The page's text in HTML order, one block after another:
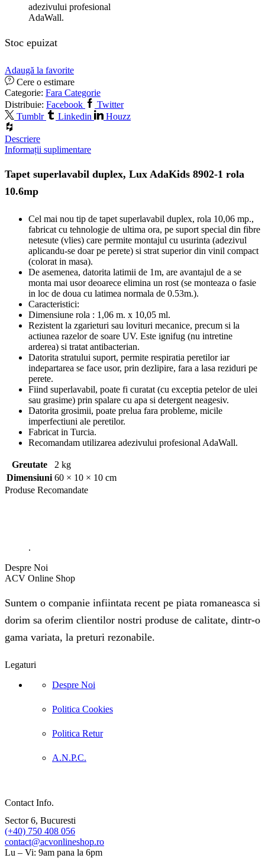
adezivului profesional
AdaWall.
Stoc epuizat
Adaugă la favorite
Cere o estimare
Categorie: Fara Categorie
Distribuie: Facebook
Twitter
Tumblr
Linkedin Houzz
Descriere
Informații suplimentare
Tapet superlavabil duplex, Lux AdaKids 8902-1 rola
10.6mp
Cel mai nou tip de tapet superlavabil duplex, rola 10,06 mp.,
fabricat cu tehnologie de ultima ora, pe suport special din fibre
netesute (vlies) care permite montajul cu usurinta (adezivul
aplicandu-se doar pe perete) si strat superior din vinil compact
(colorat in masa).
De asemenea, datorita latimii de 1m, are avantajul de a se
monta mai usor deoarece elimina un rost (se monteaza o fasie
in loc de doua cu latimea normala de 0.53m.).
Caracteristici:
Dimensiune rola : 1,06 m. x 10,05 ml.
Rezistent la zgarieturi sau lovituri mecanice, precum si la
actiunea razelor de soare UV. Este ignifug (nu intretine
arderea) si tratat antibacterian.
Datorita stratului suport, permite respiratia peretilor iar
indepartarea se face usor, prin dezlipire, fara a lasa reziduri pe
perete.
Fiind superlavabil, poate fi curatat (cu exceptia petelor de ulei
sau grasime) prin spalare cu apa si detergent neagesiv.
Datorita grosimii, poate prelua fara probleme, micile
imperfectiuni ale peretilor.
Fabricat in Turcia.
Recomandam utilizarea adezivului profesional AdaWall.
Greutate
2 kg
Dimensiuni 60 × 10 × 10 cm
Produse Recomandate
.
Despre Noi
ACV Online Shop
Suntem o companie infiintata recent pe piata romaneasca si
dorim sa oferim clientilor nostri produse de calitate, dintr-o
gama variata, la preturi rezonabile.
Legaturi
Despre Noi
Politica Cookies
Politica Retur
A.N.P.C.
Contact Info.
Sector 6, Bucuresti
(+40) 750 408 056
contact@acvonlineshop.ro
Lu – Vi: 9am pana la 6pm